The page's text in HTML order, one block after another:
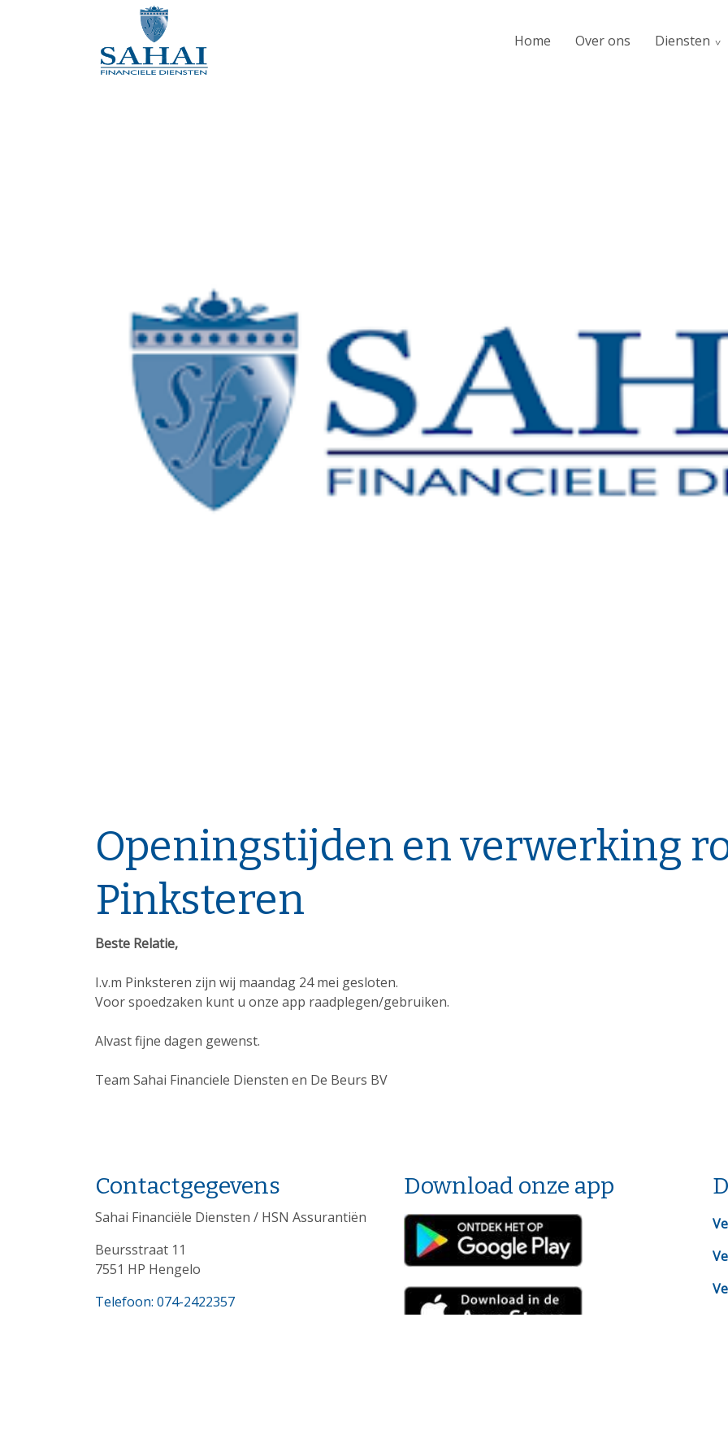
Home Over ons Diensten
Openingstijden en verwerking
Pinksteren
Beste Relatie,
I.v.m Pinksteren zijn wij maandag 24 mei gesloten.
Voor spoedzaken kunt u onze app raadplegen/gebruiken.
Alvast fijne dagen gewenst.
Team Sahai Financiele Diensten en De Beurs BV
Contactgegevens
Sahai Financiële Diensten / HSN Assurantiën
Beursstraat 11
7551 HP Hengelo
Telefoon: 074-2422357
Download onze app